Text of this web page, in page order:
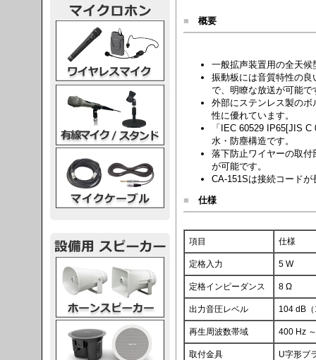
■ 概要
一般拡声装置用の全天
振動板には音質特性の
で、明瞭な放送が可能で
外部にステンレス製の
性に優れています。
「IEC 60529 IP65[JIS
水・防塵構造です。
落下防止ワイヤーの取
が可能です。
CA-151Sは接続コード
■ 仕様
項目 仕様
定格入力 5 W
定格インピーダンス 8 Ω
出力音圧レベル 104 dB
再生周波数帯域 400 Hz
取付金具 U字形ブ